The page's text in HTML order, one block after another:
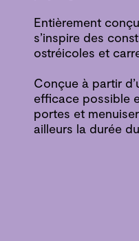
Entièrement
s’inspire des
ostréicoles et
Conçue à partir
efficace possible
portes et
ailleurs la durée